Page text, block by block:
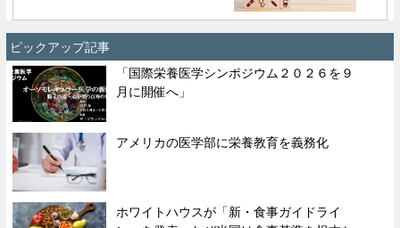
ピックアップ記事
「国際栄養医学シンポジウム２０２６を９
月に開催へ」
アメリカの医学部に栄養教育を義務化
ホワイトハウスが「新・食事ガイドライ